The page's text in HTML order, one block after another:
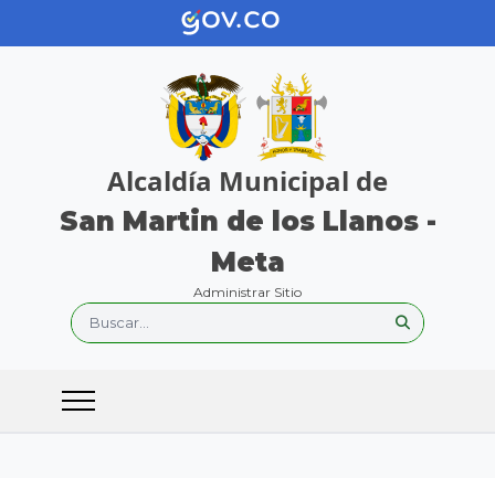
Alcaldía Municipal de
San Martin de los Llanos -
Meta
Administrar Sitio
Buscar...